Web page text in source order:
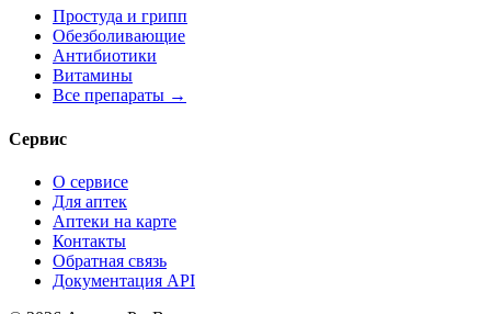
Простуда и грипп
Обезболивающие
Антибиотики
Витамины
Все препараты →
Сервис
О сервисе
Для аптек
Аптеки на карте
Контакты
Обратная связь
Документация API